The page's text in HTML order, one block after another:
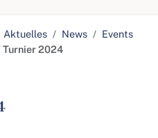
Aktuelles News
Events
Turnier 2024